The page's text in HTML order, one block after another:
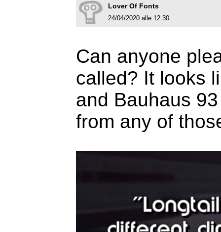
Lover Of Fonts
24/04/2020 alle 12:30
Can anyone
called? It looks
and Bauhaus
from any of